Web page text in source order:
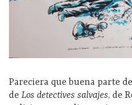
Pareciera que buena parte
de Los detectives salvajes, de